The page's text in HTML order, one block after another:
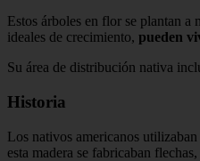
Estos árboles en flor se plantan
ideales de crecimiento, pueden
Su área de distribución nativa
Historia
Los nativos americanos
esta madera se fabricaban